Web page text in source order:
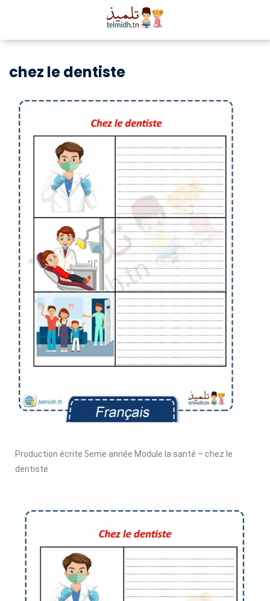
chez le dentiste
Production écrite 5eme année Module la santé – chez le
dentiste